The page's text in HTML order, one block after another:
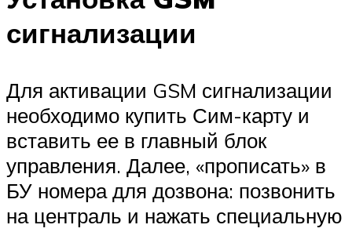
сигнализации
Для активации GSM сигнализации
необходимо купить Сим-карту и
вставить ее в главный блок
управления. Далее, «прописать» в
БУ номера для дозвона: позвонить
на централь и нажать специальную